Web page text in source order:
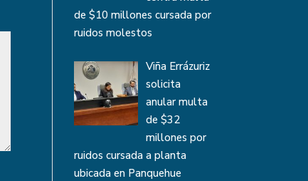
de $10 millones cursada por
ruidos molestos
Viña Errázuriz
solicita
anular multa
de $32
millones por
ruidos cursada a planta
ubicada en Panquehue